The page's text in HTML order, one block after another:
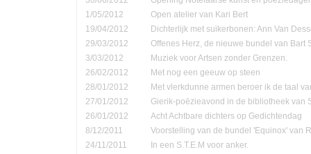
1/05/2012
Open atelier van Kari Bert
19/04/2012
Dichterlijk met suikerbonen: Ann Van
29/03/2012
Offenes Herz, de nieuwe bundel van Bart
3/03/2012
Muziek voor Artsen zonder Grenzen.
26/02/2012
Met nog een geeuw op steen
28/01/2012
Met vlerkdunne armen beroer ik de taal
27/01/2012
Gierik-poëzieavond in de bibliotheek van
26/01/2012
Acht Achtbare dichters op Gedichtendag
8/12/2011
Voorstelling van de bundel 'Equinox' van
24/11/2011
In een S.T.E.M voor anker.